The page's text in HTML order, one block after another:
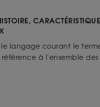
le langage courant le
référence à l'ensemble des